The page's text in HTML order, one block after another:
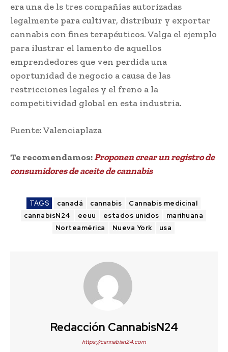
era una de ls tres compañías autorizadas
legalmente para cultivar, distribuir y exportar
cannabis con fines terapéuticos. Valga el ejemplo
para ilustrar el lamento de aquellos
emprendedores que ven perdida una
oportunidad de negocio a causa de las
restricciones legales y el freno a la
competitividad global en esta industria.
Fuente: Valenciaplaza
Te recomendamos:Proponen crear un registro de
consumidores de aceite de cannabis
TAGS canadá cannabis
Cannabis medicinal
cannabisN24
eeuu estados unidos
marihuana
Norteamérica
Nueva York usa
Redacción CannabisN24
https://cannabisn24.com